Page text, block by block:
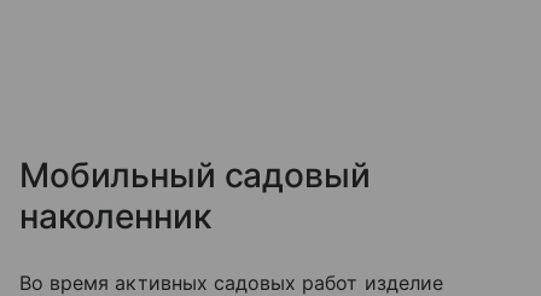
Мобильный садовый
наколенник
Во время активных садовых работ изделие